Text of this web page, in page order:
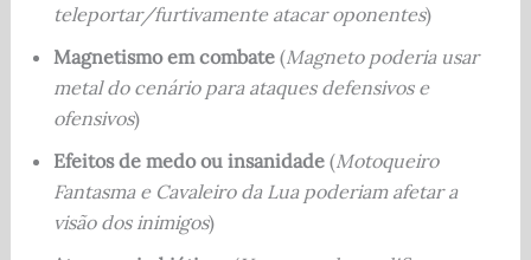
teleportar/furtivamente atacar oponentes)
Magnetismo em combate(Magneto poderia usar
metal do cenário para ataques defensivos e
ofensivos)
Efeitos de medo ou insanidade(Motoqueiro
Fantasma e Cavaleiro da Lua poderiam afetar a
visão dos inimigos)